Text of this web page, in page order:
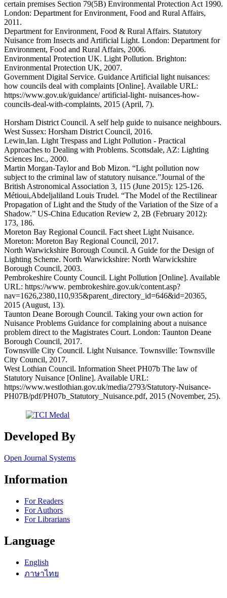
certain premises Section 79(5B) Environmental Protection Act 1990.
London: Department for Environment, Food and Rural Affairs,
2011.
Department for Environment, Food & Rural Affairs. Statutory
Nuisance from Insects and Artificial Light. London: Department for
Environment, Food and Rural Affairs, 2006.
Environmental Protection UK. Light Pollution. Brighton:
Environmental Protection UK, 2007.
Government Digital Service. Guidance Artificial light nuisances:
how councils deal with complaints [Online]. Available URL:
https://www.gov.uk/guidance/ artificial-light- nuisances-how-
councils-deal-with-complaints, 2015 (April, 7).
Horsham District Council. A self help guide to nuisance neighbours.
West Sussex: Horsham District Council, 2016.
Lewin,Ian. Light Trespass and Light Pollution - Practical
Approaches to Dealing with Problems. Scottsdale, AZ: Lighting
Sciences Inc., 2000.
Martin Morgan-Taylor and Bob Mizon. “Light pollution now
subject to the criminal law of statutory nuisance.”Journal of the
British Astronomical Association 3, 115 (June 2015): 125-126.
Métioui,Abdeljaliland Louis Trudel. “The Model of the Rectilinear
Propagation of Light and the Study of the Variation of the Size of a
Shadow.” US-China Education Review 2, 2B (February 2012):
173, 186.
Moreton Bay Regional Council. Fact sheet Light Nuisance.
Moreton: Moreton Bay Regional Council, 2017.
North Warwickshire Borough Council. A Guide for the Design of
Lighting Scheme. North Warwickshire: North Warwickshire
Borough Council, 2003.
Pembrokeshire County Council. Light Pollution [Online]. Available
URL: https://www. pembrokeshire.gov.uk/content.asp?
nav=1626,2380,110,935&parent_directory_id=646&id=20365,
2015 (August, 13).
Taunton Deane Borough Council. Taking your own action for
Nuisance Problems Guidance for complaining about a nuisance
problem direct to the Magistrates Court. London: Taunton Deane
Borough Council, 2017.
Townsville City Council. Light Nuisance. Townsville: Townsville
City Council, 2017.
West Lothian Council. Information Sheet PH07b The law of
Statutory Nuisance [Online]. Available URL:
https://www.westlothian.gov.uk/media/2793/Statutory-Nuisance-
PH07B/pdf/PH07b_Statutory_Nuisance.pdf, 2015 (November, 25).
Developed By
Open Journal Systems
Information
For Readers
For Authors
For Librarians
Language
English
ภาษาไทย